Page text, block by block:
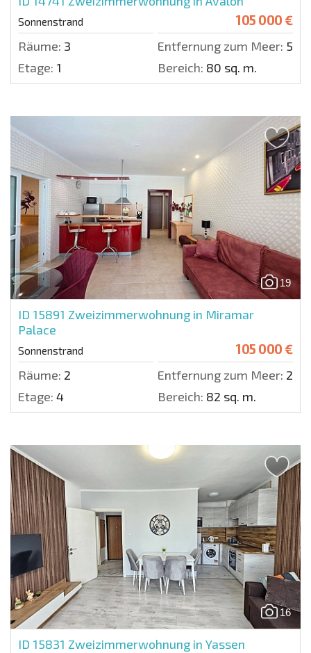
Sonnenstrand 105 000 €
Räume: 3 Entfernung zum Meer: 550
Etage: 1 Bereich: 80 sq. m.
19
ID 15891 Zweizimmerwohnung in Miramar
Palace
Sonnenstrand 105 000 €
Räume: 2 Entfernung zum Meer: 200
Etage: 4 Bereich: 82 sq. m.
16
ID 15831 Zweizimmerwohnung in Yassen